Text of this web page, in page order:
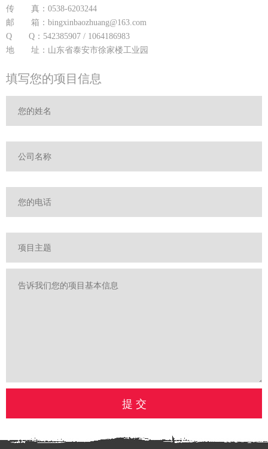
传 真：0538-6203244
邮 箱：bingxinbaozhuang@163.com
Q Q：542385907 / 1064186983
地 址：山东省泰安市徐家楼工业园
填写您的项目信息